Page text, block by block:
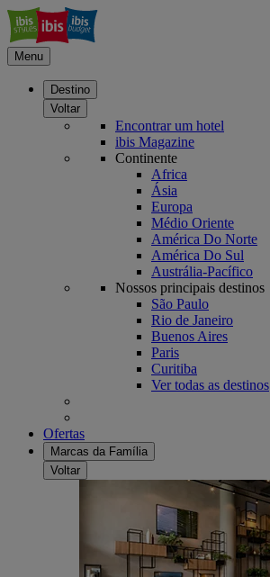
Menu
Destino
Voltar
Encontrar um hotel
ibis Magazine
Continente
Africa
Ásia
Europa
Médio Oriente
América Do Norte
América Do Sul
Austrália-Pacífico
Nossos principais destinos
São Paulo
Rio de Janeiro
Buenos Aires
Paris
Curitiba
Ver todas as destinos
Ofertas
Marcas da Família
Voltar